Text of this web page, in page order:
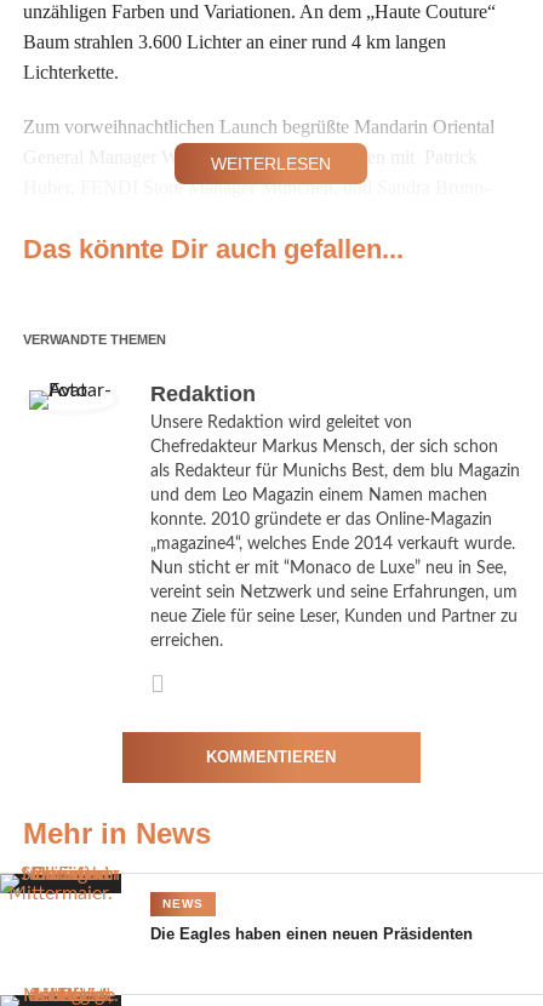
unzähligen Farben und Variationen. An dem „Haute Couture“
Baum strahlen 3.600 Lichter an einer rund 4 km langen
Lichterkette.
Zum vorweihnachtlichen Launch begrüßte Mandarin Oriental
General Manager Wolfgang Greiner zusammen mit Patrick
Huber, FENDI Store Manager München, und Sandra Brunn-
Freunde und Gäste des Hauses sowie bekannte Persönlichkeiten
Kiki Kausch.
General
Manager
des Hotels,
gefällt der
FENDI
Baum
WEITERLESEN
Das könnte Dir auch gefallen...
VERWANDTE THEMEN
Redaktion
Unsere Redaktion wird geleitet von
Chefredakteur Markus Mensch, der sich schon
als Redakteur für Munichs Best, dem blu Magazin
und dem Leo Magazin einem Namen machen
konnte. 2010 gründete er das Online-Magazin
„magazine4“, welches Ende 2014 verkauft wurde.
Nun sticht er mit “Monaco de Luxe” neu in See,
vereint sein Netzwerk und seine Erfahrungen, um
neue Ziele für seine Leser, Kunden und Partner zu
erreichen.
KOMMENTIEREN
Mehr in News
NEWS
Die Eagles haben einen neuen Präsidenten